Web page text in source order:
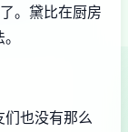
。黛比在厨房
也没有那么